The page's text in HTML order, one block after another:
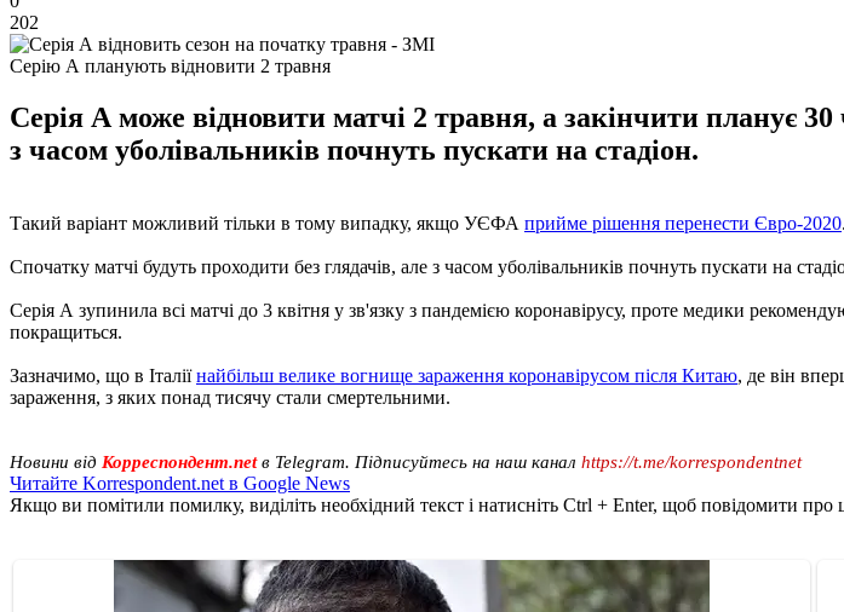
202
Серію А планують відновити 2 травня
Серія А може відновити матчі 2 травня, а закінчити планує
з часом уболівальників почнуть пускати на стадіон.
Такий варіант можливий тільки в тому випадку, якщо УЄФА прийме рішення перенести Євро-2020
Спочатку матчі будуть проходити без глядачів, але з часом уболівальників почнуть пускати на
Серія А зупинила всі матчі до 3 квітня у зв'язку з пандемією коронавірусу, проте медики
покращиться.
Зазначимо, що в Італіїнайбільш велике вогнище зараження коронавірусом після Китаю, де він
зараження, з яких понад тисячу стали смертельними.
Новини від Корреспондент.netв Telegram. Підписуйтесь на наш канал https://t.me/korrespondentnet
Читайте Korrespondent.net в Google News
Якщо ви помітили помилку, виділіть необхідний текст і натисніть Ctrl + Enter, щоб повідомити про